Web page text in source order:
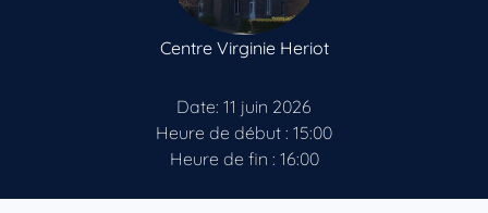
Centre Virginie Heriot
Date: 11 juin 2026
Heure de début : 15:00
Heure de fin : 16:00